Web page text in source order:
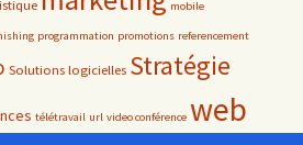
mobile
programmation promotions referencement
Solutions logicielles Stratégie
télétravail url video conférence web